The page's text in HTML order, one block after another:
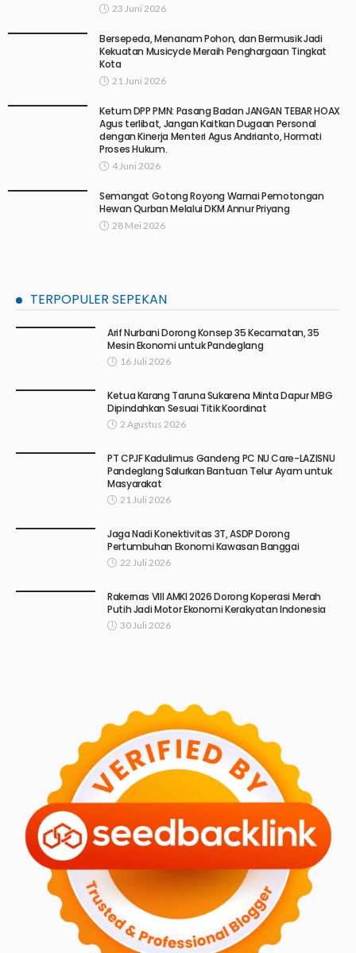
23 Juni 2026
Bersepeda, Menanam Pohon, dan Bermusik Jadi
Kekuatan Musicycle Meraih Penghargaan Tingkat
Kota
21 Juni 2026
Ketum DPP PMN: Pasang Badan JANGAN TEBAR HOAX
Agus terlibat, Jangan Kaitkan Dugaan Personal
dengan Kinerja Menteri Agus Andrianto, Hormati
Proses Hukum.
4 Juni 2026
Semangat Gotong Royong Warnai Pemotongan
Hewan Qurban Melalui DKM Annur Priyang
28 Mei 2026
TERPOPULER SEPEKAN
Arif Nurbani Dorong Konsep 35 Kecamatan, 35
Mesin Ekonomi untuk Pandeglang
16 Juli 2026
Ketua Karang Taruna Sukarena Minta Dapur MBG
Dipindahkan Sesuai Titik Koordinat
2 Agustus 2026
PT CPJF Kadulimus Gandeng PC NU Care-LAZISNU
Pandeglang Salurkan Bantuan Telur Ayam untuk
Masyarakat
21 Juli 2026
Jaga Nadi Konektivitas 3T, ASDP Dorong
Pertumbuhan Ekonomi Kawasan Banggai
22 Juli 2026
Rakernas VIII AMKI 2026 Dorong Koperasi Merah
Putih Jadi Motor Ekonomi Kerakyatan Indonesia
30 Juli 2026